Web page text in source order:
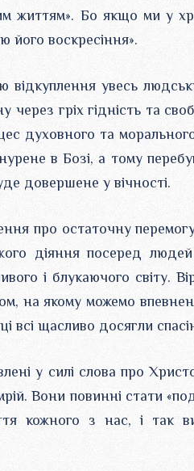
життям». Бо якщо ми у
його воскресіння».
відкуплення увесь
гріх гідність та
духовного та
в Бозі, а тому
довершене у вічності.
про остаточну
діяння посеред
і блукаючого світу.
на якому можемо
всі щасливо досягли
у силі слова про
Вони повинні стати
кожного з нас, і так